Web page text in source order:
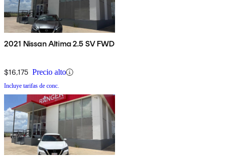
2021 Nissan Altima 2.5 SV FWD
$16,175 Precio alto
Incluye tarifas de conc.